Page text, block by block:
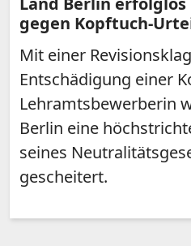
gegen Kopftuch-
Mit einer
Entschädigung einer
Lehramtsbewerberin
Berlin eine
seines
gescheitert.